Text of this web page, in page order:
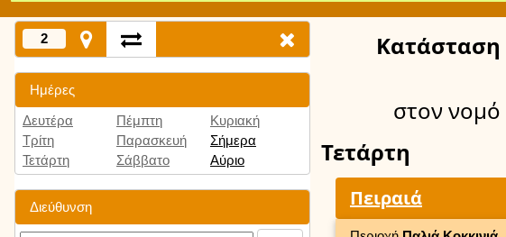
2
Ημέρες
Δευτέρα
Τρίτη
Τετάρτη
Πέμπτη
Παρασκευή
Σάββατο
Κυριακή
Σήμερα
Αύριο
Διεύθυνση
Κατάσταση
στον νομό
Τετάρτη
Πειραιά